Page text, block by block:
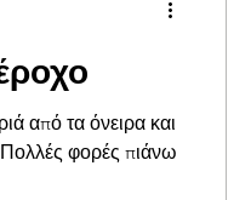
από τα όνειρα και
φορές πιάνω